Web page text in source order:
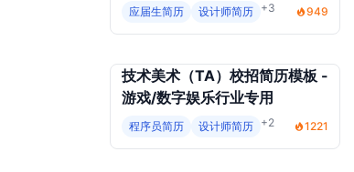
应届生简历 设计师简历 +3 949
技术美术（TA）校招简历模板 -
游戏/数字娱乐行业专用
程序员简历 设计师简历 +2 1221